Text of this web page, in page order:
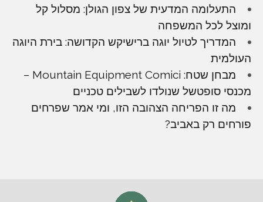
התעלומה המדעית של צפון הגולן: מסלול קל
ומוצל לכל המשפחה
המדריך לטיול יוגה ברישיקש הקדושה: בירת היוגה
העולמית
מבחן שטח: Mountain Equipment Comici –
מכנסי סופטשל שנולדו לשבילים טכניים
מה זו הפריחה הצהובה הזו, ומי אמר שפרחים
פורחים רק באביב?